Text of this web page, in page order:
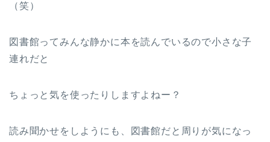
（笑）
図書館ってみんな静かに本を読んでいるので小さな子
連れだと
ちょっと気を使ったりしますよねー？
読み聞かせをしようにも、図書館だと周りが気になっ